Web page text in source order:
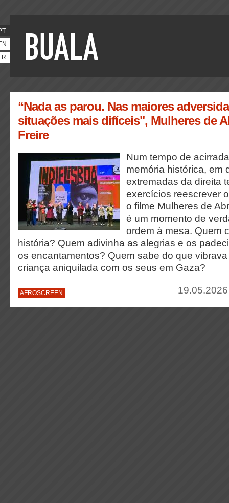
“Nada as parou. Nas maiores
situações mais difíceis", Mulheres de
Freire
Num tempo de
memória histórica, em
extremadas da direita
exercícios reescrever
o filme Mulheres de
é um momento de
ordem à mesa. Quem
história? Quem adivinha as alegrias e os
os encantamentos? Quem sabe do que
criança aniquilada com os seus em Gaza?
AFROSCREEN